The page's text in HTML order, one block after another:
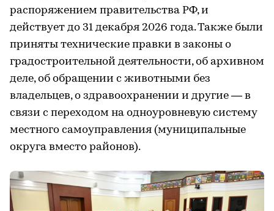
распоряжением правительства РФ, и
действует до 31 декабря 2026 года. Также были
приняты технические правки в законы о
градостроительной деятельности, об архивном
деле, об обращении с животными без
владельцев, о здравоохранении и другие — в
связи с переходом на одноуровневую систему
местного самоуправления (муниципальные
округа вместо районов).